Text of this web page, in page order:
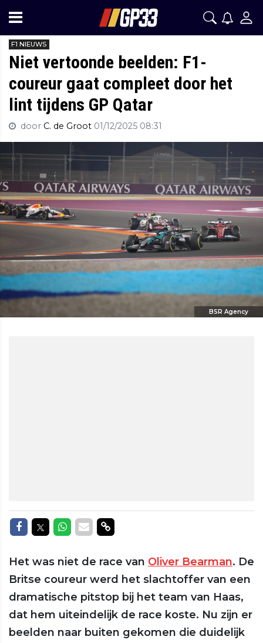
F1 NIEUWS
Niet vertoonde beelden: F1-
coureur gaat compleet door het
lint tijdens GP Qatar
door C. de Groot 01/12/2025 08:31
BSR Agency
Delen op Facebook
Delen op Twitter
Delen op Whatsapp
Delen via Mail
Delen via link
Het was niet de race van Oliver Bearman. De
Britse coureur werd het slachtoffer van een
dramatische pitstop bij het team van Haas,
dat hem uiteindelijk de race koste. Nu zijn er
beelden naar buiten gekomen die duidelijk